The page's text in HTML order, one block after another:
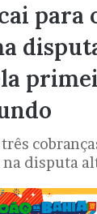
para
na disputa